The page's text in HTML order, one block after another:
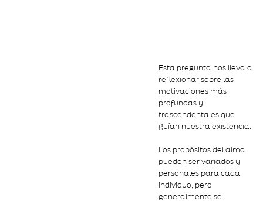
Esta pregunta nos lleva a
reflexionar sobre las
motivaciones más
profundas y
trascendentales que
guían nuestra existencia.
Los propósitos del alma
pueden ser variados y
personales para cada
individuo, pero
generalmente se